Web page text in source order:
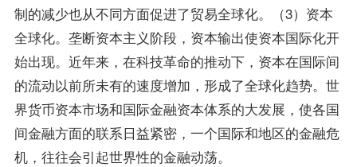
制的减少也从不同方面促进了贸易全球化。（3）资本
全球化。垄断资本主义阶段，资本输出使资本国际化开
始出现。近年来，在科技革命的推动下，资本在国际间
的流动以前所未有的速度增加，形成了全球化趋势。世
界货币资本市场和国际金融资本体系的大发展，使各国
间金融方面的联系日益紧密，一个国际和地区的金融危
机，往往会引起世界性的金融动荡。